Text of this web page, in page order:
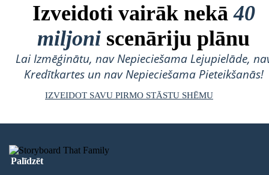
Izveidoti vairāk nekā40
miljoni scenāriju plānu
Lai Izmēģinātu, nav Nepieciešama Lejupielāde,
Kredītkartes un nav Nepieciešama Pieteikšanās!
IZVEIDOT SAVU PIRMO STĀSTU SHĒMU
Palīdzēt